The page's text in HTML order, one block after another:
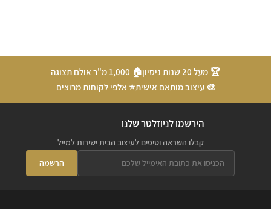
🏆 מעל 20 שנות ניסיון
🏠 1,000 מ"ר אולם תצוגה
🎨 עיצוב מותאם אישית⭐ אלפי לקוחות מרוצים
הירשמו לניוזלטר שלנו
קבלו השראה וטיפים לעיצוב הבית ישירות למייל
הרשמה